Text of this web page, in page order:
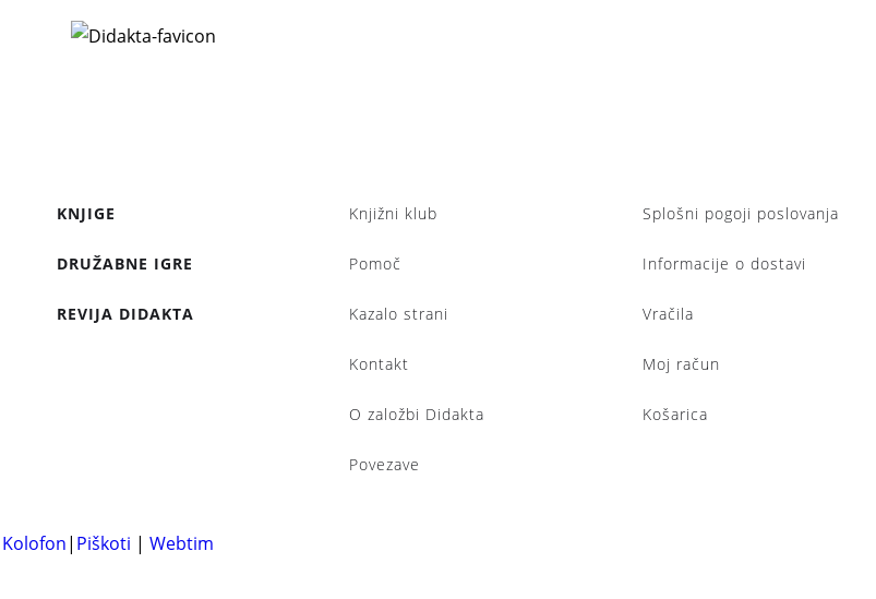
KNJIGE
DRUŽABNE IGRE
REVIJA DIDAKTA
Knjižni klub
Pomoč
Kazalo strani
Kontakt
O založbi Didakta
Povezave
Splošni pogoji poslovanja
Informacije o dostavi
Vračila
Moj račun
Košarica
Kolofon| Piškoti | Webtim